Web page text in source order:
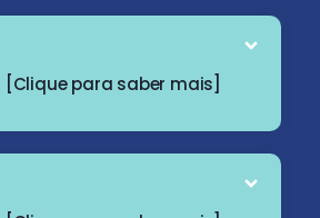
para saber mais]